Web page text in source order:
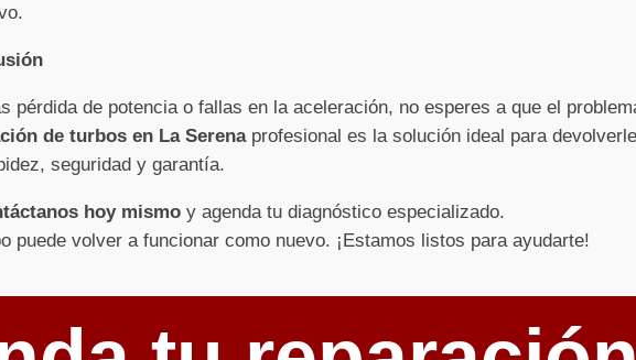
pérdida de potencia o fallas en la aceleración, no esperes a que el
de turbos en La Serenaprofesional es la solución ideal para
seguridad y garantía.
hoy mismo y agenda tu diagnóstico especializado.
puede volver a funcionar como nuevo. ¡Estamos listos para ayudarte!